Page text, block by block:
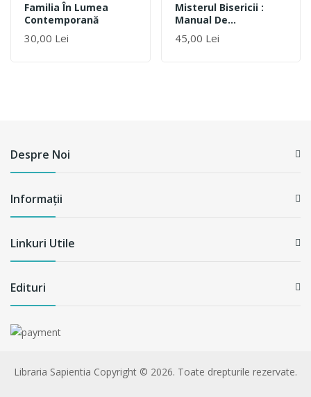
Familia În Lumea
Contemporană
30,00 Lei
Misterul Bisericii :
Manual De
Ecleziologie
45,00 Lei
Despre Noi
Informații
Linkuri Utile
Edituri
Libraria Sapientia Copyright © 2026. Toate drepturile rezervate.